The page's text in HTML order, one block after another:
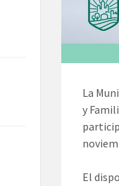
La
y
El